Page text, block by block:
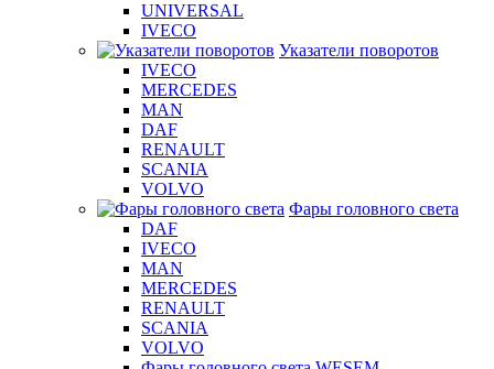
UNIVERSAL
IVECO
Указатели поворотов
IVECO
MERCEDES
MAN
DAF
RENAULT
SCANIA
VOLVO
Фары головного света
DAF
IVECO
MAN
MERCEDES
RENAULT
SCANIA
VOLVO